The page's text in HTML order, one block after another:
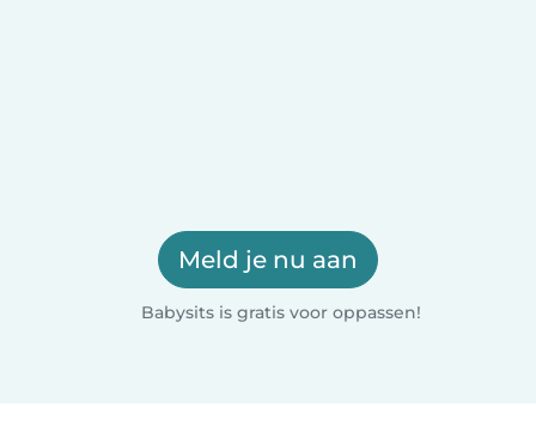
Meld je nu aan
Babysits is gratis voor oppassen!